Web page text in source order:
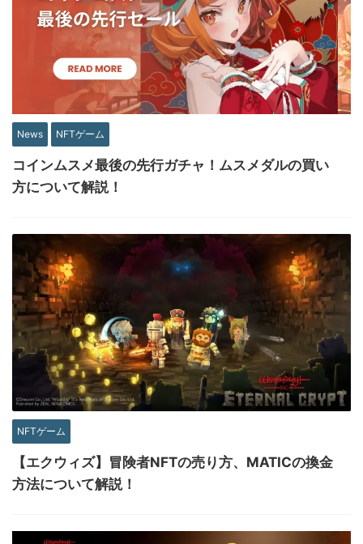
News NFTゲーム
コインムスメ最後の先行ガチャ！ムスメダルの買い
方について解説！
NFTゲーム
【エクウィズ】冒険者NFTの売り方、MATICの換金
方法について解説！